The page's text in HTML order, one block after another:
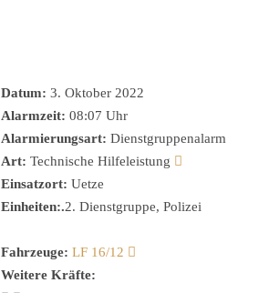
Datum: 3. Oktober 2022
Alarmzeit: 08:07 Uhr
Alarmierungsart: Dienstgruppenalarm
Art: Technische Hilfeleistung
Einsatzort: Uetze
Einheiten:.2. Dienstgruppe, Polizei
Fahrzeuge: LF 16/12
Weitere Kräfte: